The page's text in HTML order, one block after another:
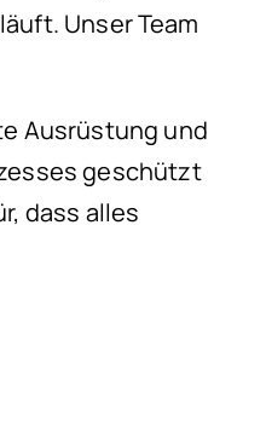
Unser Team
Ausrüstung und
geschützt
dass alles